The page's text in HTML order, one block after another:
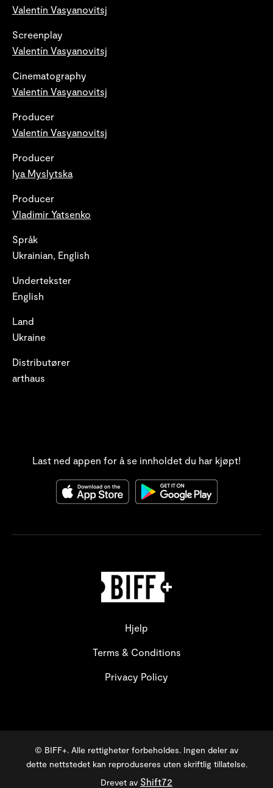
Valentín Vasyanovitsj
Screenplay
Valentín Vasyanovitsj
Cinematography
Valentín Vasyanovitsj
Producer
Valentín Vasyanovitsj
Producer
Iya Myslytska
Producer
Vladimir Yatsenko
Språk
Ukrainian, English
Undertekster
English
Land
Ukraine
Distributører
arthaus
Last ned appen for å se innholdet du har kjøpt!
Hjelp
Terms & Conditions
Privacy Policy
© BIFF+. Alle rettigheter forbeholdes. Ingen deler av
dette nettstedet kan reproduseres uten skriftlig tillatelse.
Drevet av Shift72